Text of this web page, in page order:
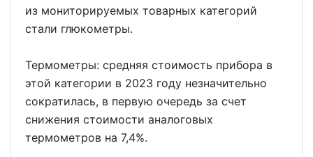
из мониторируемых товарных категорий
стали глюкометры.
Термометры: средняя стоимость прибора в
этой категории в 2023 году незначительно
сократилась, в первую очередь за счет
снижения стоимости аналоговых
термометров на 7,4%.